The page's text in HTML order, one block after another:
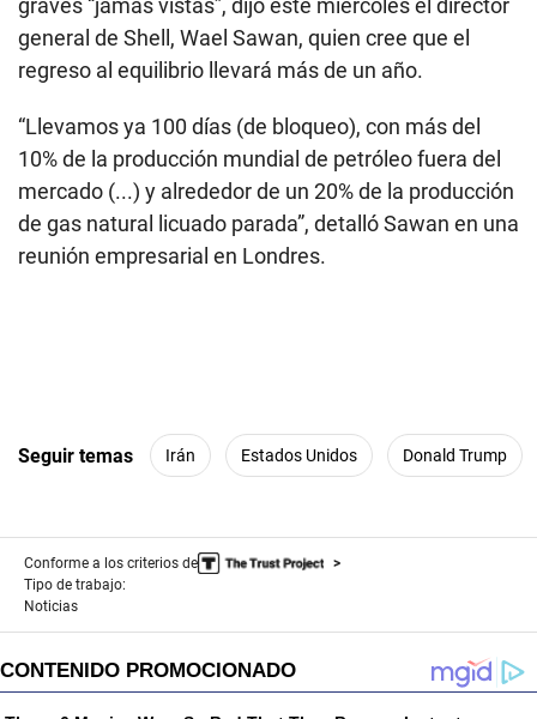
graves “jamás vistas”, dijo este miércoles el director
general de Shell, Wael Sawan, quien cree que el
regreso al equilibrio llevará más de un año.
“Llevamos ya 100 días (de bloqueo), con más del
10% de la producción mundial de petróleo fuera del
mercado (...) y alrededor de un 20% de la producción
de gas natural licuado parada”, detalló Sawan en una
reunión empresarial en Londres.
Seguir temas Irán Estados Unidos Donald Trump
Conforme a los criterios de
Tipo de trabajo:
Noticias